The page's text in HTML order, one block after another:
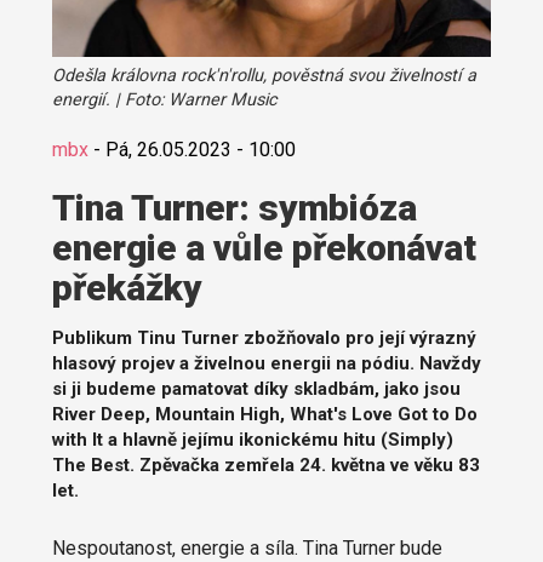
Odešla královna rock'n'rollu, pověstná svou živelností a
energií. | Foto: Warner Music
mbx- Pá, 26.05.2023 - 10:00
Tina Turner: symbióza
energie a vůle překonávat
překážky
Publikum Tinu Turner zbožňovalo pro její výrazný
hlasový projev a živelnou energii na pódiu. Navždy
si ji budeme pamatovat díky skladbám, jako jsou
River Deep, Mountain High, What's Love Got to Do
with It a hlavně jejímu ikonickému hitu (Simply)
The Best. Zpěvačka zemřela 24. května ve věku 83
let.
Nespoutanost, energie a síla. Tina Turner bude